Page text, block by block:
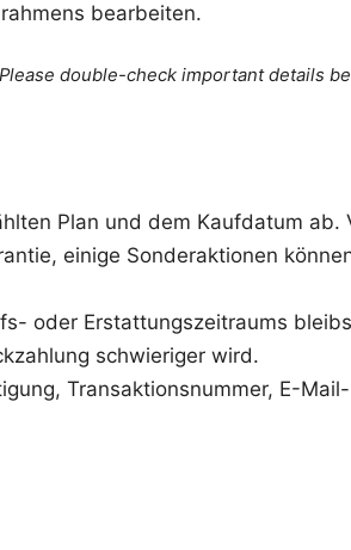
bearbeiten.
double-check important details
Plan und dem Kaufdatum ab.
einige Sonderaktionen
oder Erstattungszeitraums
schwieriger wird.
Transaktionsnummer, E-Mail-